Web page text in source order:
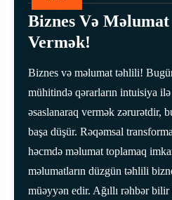
Biznes Və
Vermək!
Biznes və məlumat təhlili!
mühitində qərarların intuisiya
əsaslanaraq vermək zərurətdir,
başa düşür. Rəqəmsal
həcmdə məlumat toplamaq
məlumatların düzgün təhlili
müəyyən edir. Ağıllı rəhbər